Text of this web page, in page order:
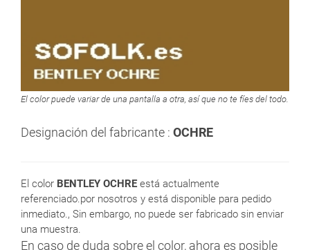
El color puede variar de una pantalla a otra, así que no te fíes del todo.
Designación del fabricante : OCHRE
El color BENTLEY OCHRE está actualmente
referenciado.por nosotros y está disponible para pedido
inmediato., Sin embargo, no puede ser fabricado sin enviar
una muestra.
En caso de duda sobre el color, ahora es posible